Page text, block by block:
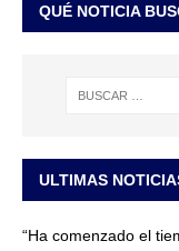
QUÉ NOTICIA
ULTIMAS
“Ha comenzado el